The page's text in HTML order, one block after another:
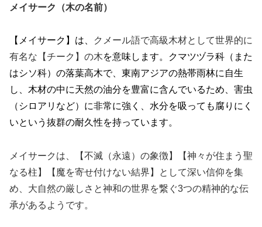
メイサーク（木の名前）
【メイサーク】は、
クメール語で高級木材として世界的に
有名な【チーク】の木を意味します。クマツヅラ科（また
はシソ科）の落葉高木で、東南アジアの熱帯雨林に自生
し、木材の中に天然の油分を豊富に含んでいるため、害虫
（シロアリなど）に非常に強く、水分を吸っても腐りにく
いという抜群の耐久性を持っています。
メイサークは、【不滅（永遠）の象徴】【神々が住まう聖
なる柱】【魔を寄せ付けない結界】として深い信仰を集
め、大自然の厳しさと神和の世界を繋ぐ3つの精神的な伝
承があるようです。